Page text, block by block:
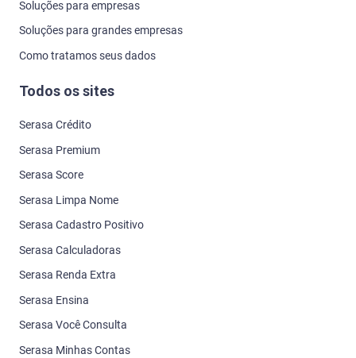
Soluções para empresas
Soluções para grandes empresas
Como tratamos seus dados
Todos os sites
Serasa Crédito
Serasa Premium
Serasa Score
Serasa Limpa Nome
Serasa Cadastro Positivo
Serasa Calculadoras
Serasa Renda Extra
Serasa Ensina
Serasa Você Consulta
Serasa Minhas Contas